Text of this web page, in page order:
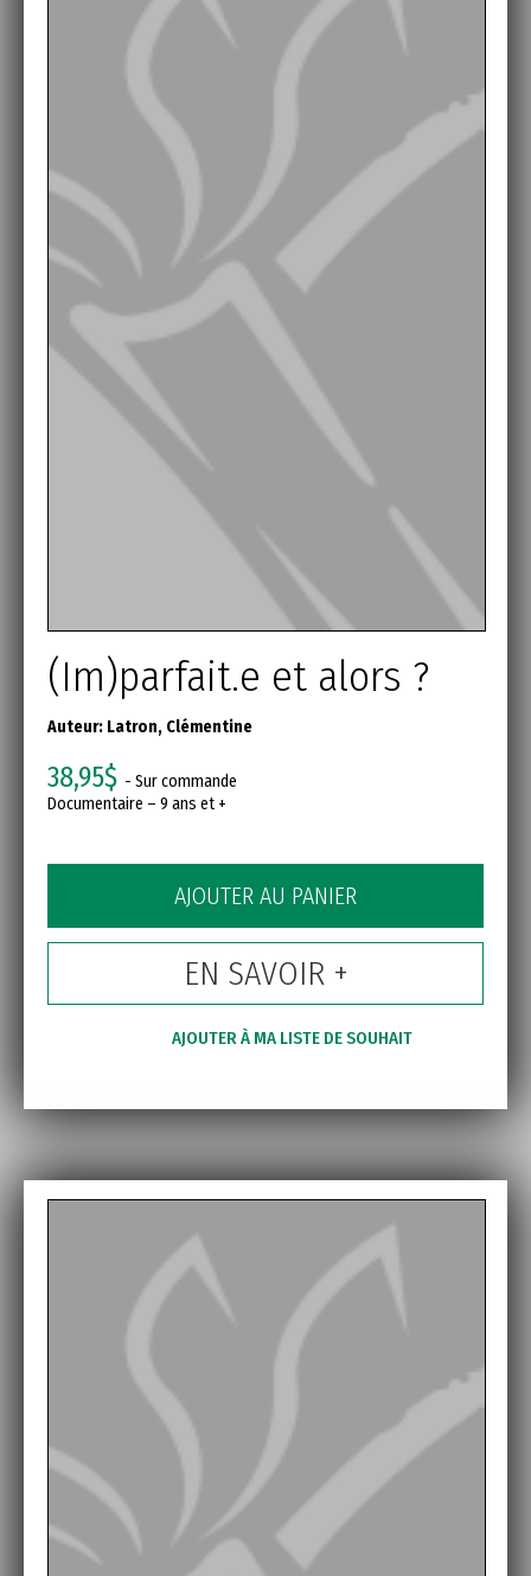
(Im)parfait.e et alors ?
Auteur: Latron, Clémentine
38,95$ - Sur commande
Documentaire – 9 ans et +
AJOUTER AU PANIER
EN SAVOIR +
AJOUTER À MA LISTE DE SOUHAIT